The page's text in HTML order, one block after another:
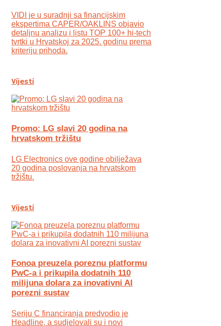
VIDI je u suradnji sa financijskim
ekspertima CAPER/OAKLINS objavio
detaljnu analizu i listu TOP 100+ hi-tech
tvrtki u Hrvatskoj za 2025. godinu prema
kriteriju prihoda.
Vijesti
Promo: LG slavi 20 godina na
hrvatskom tržištu
LG Electronics ove godine obilježava
20 godina poslovanja na hrvatskom
tržištu.
Vijesti
Fonoa preuzela poreznu platformu
PwC-a i prikupila dodatnih 110
milijuna dolara za inovativni AI
porezni sustav
Seriju C financiranja predvodio je
Headline, a sudjelovali su i novi